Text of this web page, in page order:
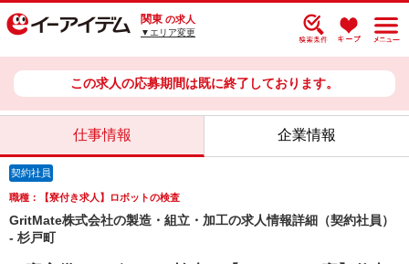
関東 の求人
▼エリア変更
この求人の応募期間は既に終了しております。
仕事情報 企業情報
契約社員
職種：【寮付き求人】ロボットの検査
GritMate株式会社の製造・組立・加工の求人情報詳細（契約社員）
- 杉戸町